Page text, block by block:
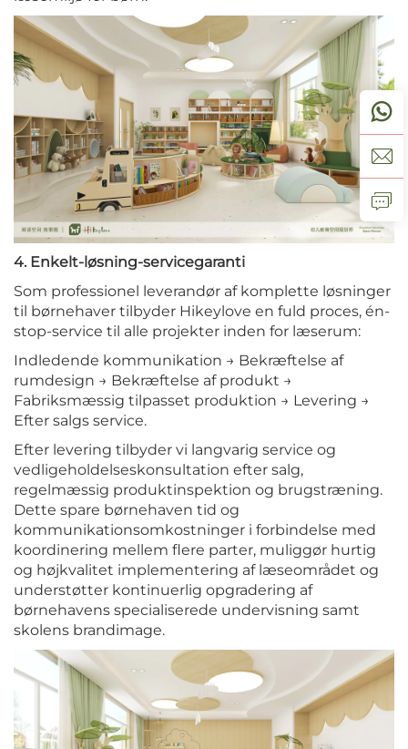
4. Enkelt-løsning-servicegaranti
Som professionel leverandør af komplette løsninger
til børnehaver tilbyder Hikeylove en fuld proces, én-
stop-service til alle projekter inden for læserum:
Indledende kommunikation → Bekræftelse af
rumdesign → Bekræftelse af produkt →
Fabriksmæssig tilpasset produktion → Levering →
Efter salgs service.
Efter levering tilbyder vi langvarig service og
vedligeholdelseskonsultation efter salg,
regelmæssig produktinspektion og brugstræning.
Dette spare børnehaven tid og
kommunikationsomkostninger i forbindelse med
koordinering mellem flere parter, muliggør hurtig
og højkvalitet implementering af læseområdet og
understøtter kontinuerlig opgradering af
børnehavens specialiserede undervisning samt
skolens brandimage.